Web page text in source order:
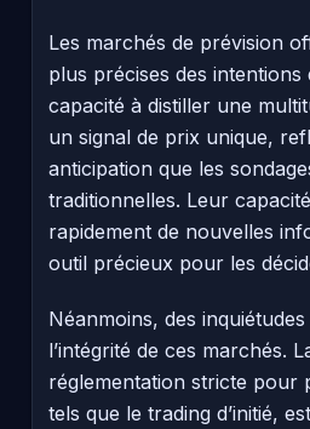
Les marchés de prévision
plus précises des
capacité à distiller une
un signal de prix unique,
anticipation que les
traditionnelles. Leur
rapidement de nouvelles
outil précieux pour les
Néanmoins, des
l’intégrité de ces marchés.
réglementation stricte pour
tels que le trading d’initié,